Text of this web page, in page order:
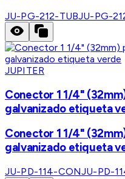
JU-PG-212-TUBJU-PG-
JUPITER
Conector 1 1/4"
galvanizado etiqueta
Conector 1 1/4"
galvanizado etiqueta
JU-PD-114-CONJU-PD-